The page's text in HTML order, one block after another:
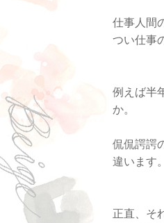
仕事人間
つい仕事
例えば半
か。
侃侃諤諤
違います。
正直、そ